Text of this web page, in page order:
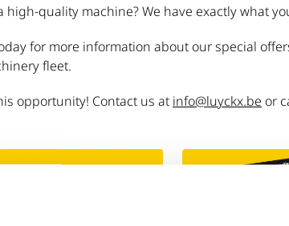
high-quality machine? We have exactly what
for more information about our special
fleet.
opportunity! Contact us at info@luyckx.be or